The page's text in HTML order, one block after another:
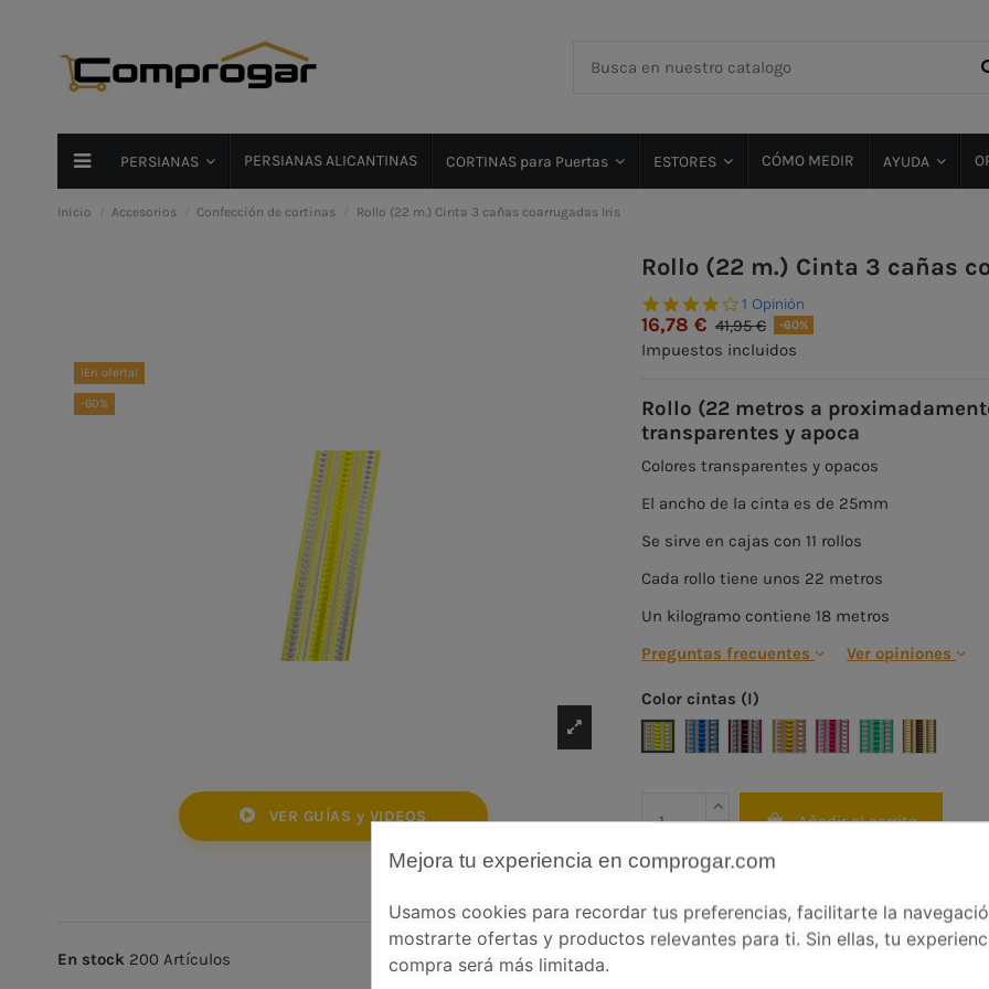
PERSIANAS PERSIANAS ALICANTINAS CORTINAS para Puertas ESTORES CÓMO MEDIR AYUDA
Inicio Accesorios Confección de cortinas Rollo (22 m.) Cinta 3 cañas coarrugadas Iris
¡En oferta!
-60%
VER GUÍAS y VIDEOS
Rollo (22 m.) Cinta 3 cañas
4.0 star rating
1 Opinión
16,78 € 41,95 € -60%
Impuestos incluidos
Rollo (22 metros a
transparentes y apoca
Colores transparentes y opacos
El ancho de la cinta es de 25mm
Se sirve en cajas con 11 rollos
Cada rollo tiene unos 22 metros
Un kilogramo contiene 18 metros
Preguntas frecuentes
Ver opiniones
Color cintas (I)
Amarillo Transparente
Azul Transparente
Burdeos Transparente
Miel Transparente
Rojo Transparente
VerdeMarfil
Añadir al carrito
En stock 200 Artículos
Mejora tu experiencia en comprogar.com
Usamos cookies para recordar tus preferencias, facilitarte la
mostrarte ofertas y productos relevantes para ti. Sin ellas, tu
compra será más limitada.